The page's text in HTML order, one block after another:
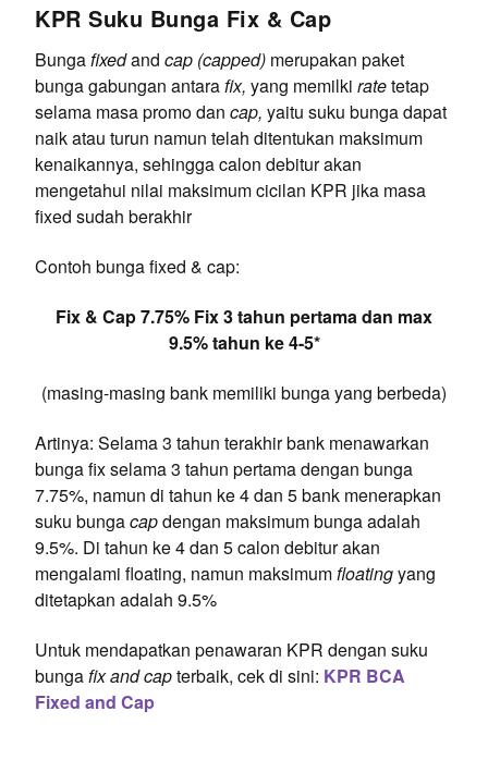
KPR Suku Bunga Fix & Cap
Bunga fixedand cap (capped) merupakan paket
bunga gabungan antara fix, yang memilki ratetetap
selama masa promo dan cap, yaitu suku bunga dapat
naik atau turun namun telah ditentukan maksimum
kenaikannya, sehingga calon debitur akan
mengetahui nilai maksimum cicilan KPR jika masa
fixed sudah berakhir
Contoh bunga fixed & cap:
Fix & Cap 7.75% Fix 3 tahun pertama dan max
9.5% tahun ke 4-5*
(masing-masing bank memiliki bunga yang berbeda)
Artinya: Selama 3 tahun terakhir bank menawarkan
bunga fix selama 3 tahun pertama dengan bunga
7.75%, namun di tahun ke 4 dan 5 bank menerapkan
suku bungacapdengan maksimum bunga adalah
9.5%. Di tahun ke 4 dan 5 calon debitur akan
mengalami floating, namun maksimum floatingyang
ditetapkan adalah 9.5%
Untuk mendapatkan penawaran KPR dengan suku
bunga fix and capterbaik, cek di sini: KPR BCA
Fixed and Cap